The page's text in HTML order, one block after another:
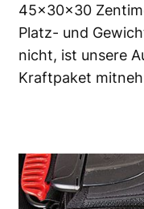
45x30x30
Platz- und
nicht, ist unsere
Kraftpaket